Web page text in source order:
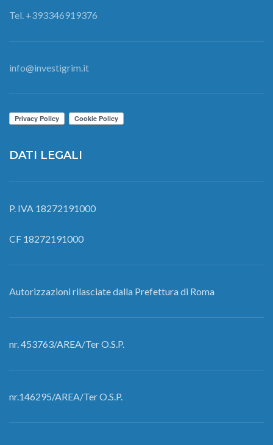
Tel. +393346919376
info@investigrim.it
DATI LEGALI
P. IVA 18272191000
CF 18272191000
Autorizzazioni rilasciate dalla Prefettura di Roma
nr. 453763/AREA/Ter O.S.P.
nr.146295/AREA/Ter O.S.P.